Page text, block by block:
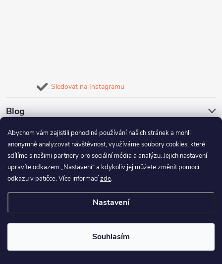
Abychom vám zajistili pohodlné používání našich stránek a mohli
anonymně analyzovat návštěvnost, využíváme soubory cookies, které
sdílíme s našimi partnery pro sociální média a analýzu. Jejich nastavení
upravíte odkazem „Nastavení“ a kdykoliv jej můžete změnit pomocí
odkazu v patičce. Více informacízde.
Nastavení
Souhlasím
Sledovat na Instagramu
Blog
Naše služby
Informace pro vás